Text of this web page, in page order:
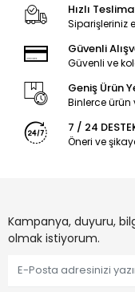
Hızlı
Siparişleriniz
Güvenli
Güvenli ve
Geniş Ürün
Binlerce
7 / 24
Öneri ve
Kampanya, duyuru,
olmak istiyorum.